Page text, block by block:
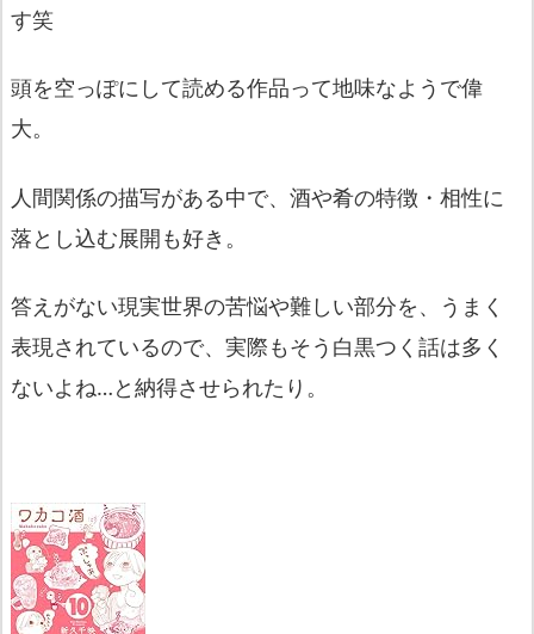
す笑
頭を空っぽにして読める作品って地味なようで偉
大。
人間関係の描写がある中で、酒や肴の特徴・ 相性に
落とし込む展開も好き。
答えがない現実世界の苦悩や難しい部分を、
うまく
表現されているので、実際もそう白黒つく話は多く
ないよね…と納得させられたり。